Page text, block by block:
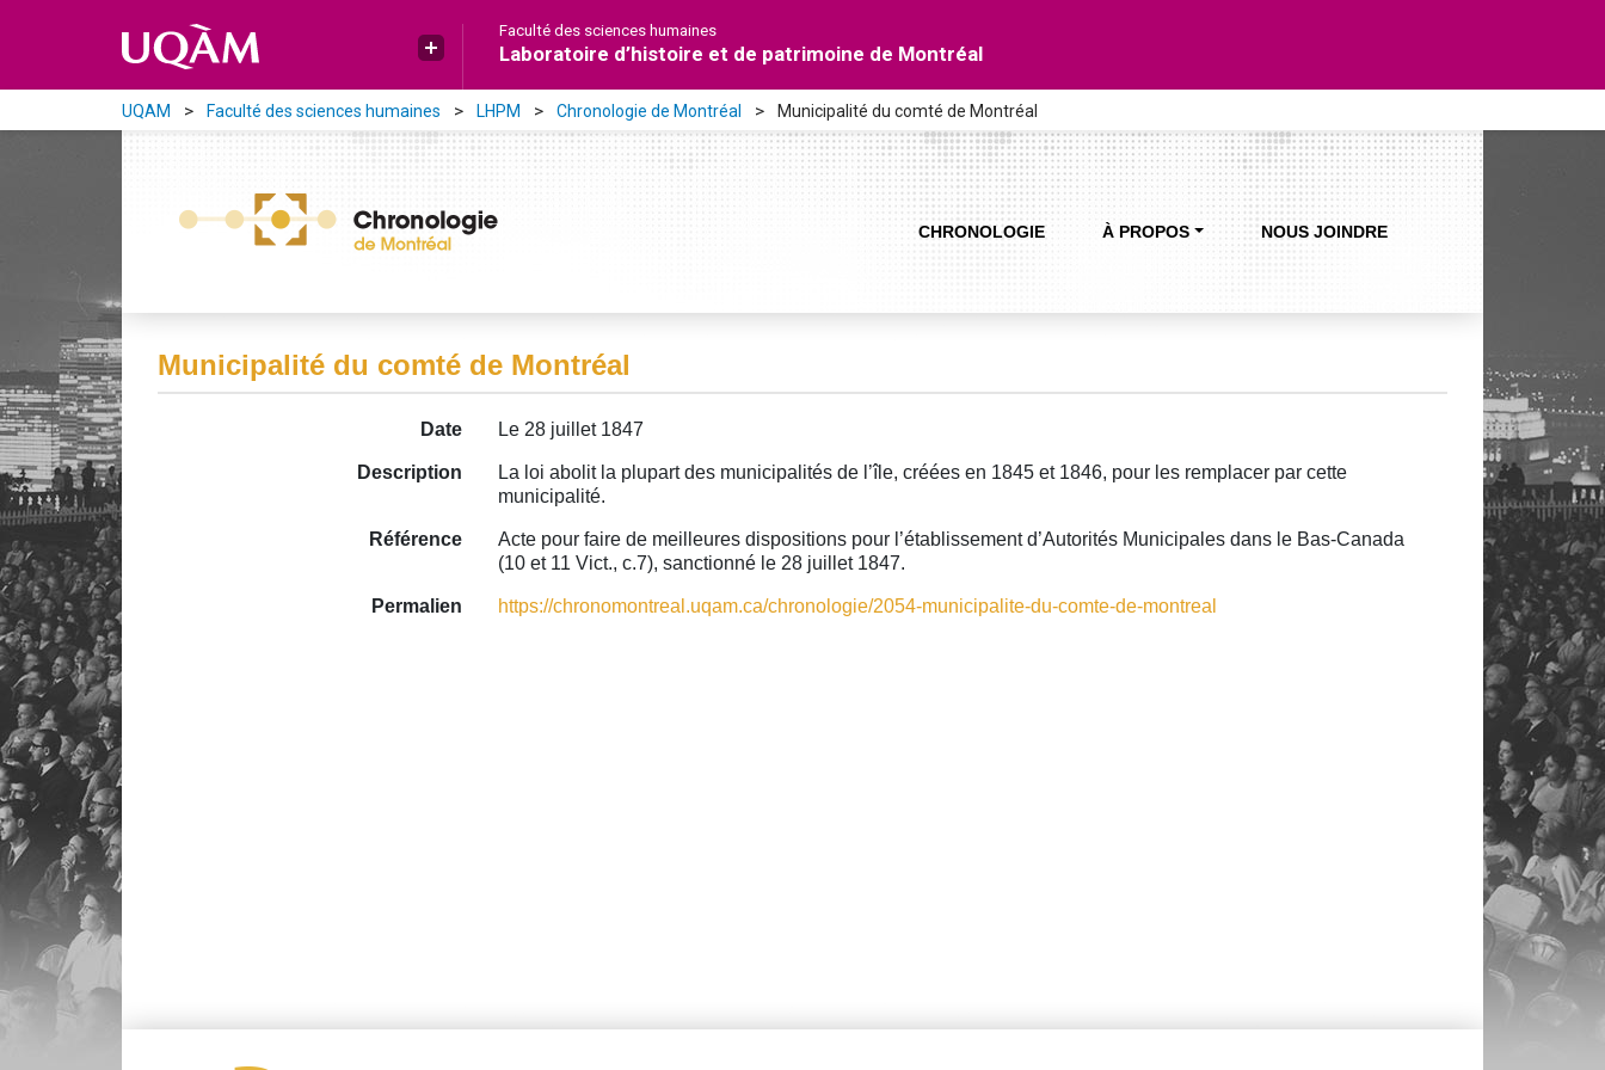
Faculté des sciences humaines
Laboratoire d’histoire et de patrimoine de Montréal
UQAM Faculté des sciences humaines LHPM Chronologie de Montréal Municipalité du comté de Montréal
CHRONOLOGIE À PROPOS NOUS JOINDRE
Municipalité du comté de Montréal
Date Le 28 juillet 1847
Description
La loi abolit la plupart des municipalités de l’île, créées en 1845 et 1846, pour les remplacer par cette
municipalité.
Référence
Acte pour faire de meilleures dispositions pour l’établissement d’Autorités Municipales dans le Bas-Canada
(10 et 11 Vict., c.7), sanctionné le 28 juillet 1847.
Permalien https://chronomontreal.uqam.ca/chronologie/2054-municipalite-du-comte-de-montreal